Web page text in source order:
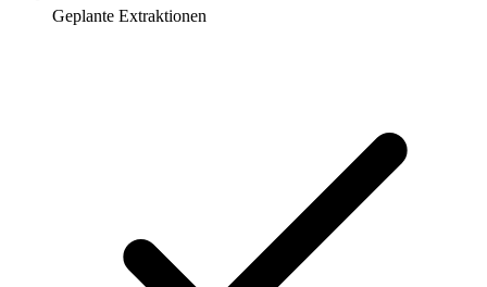
Geplante Extraktionen